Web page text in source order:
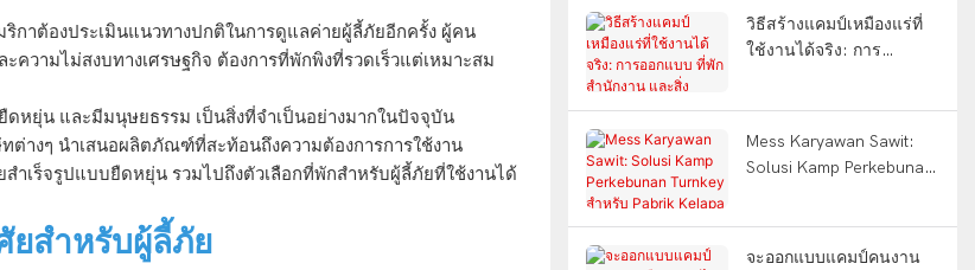
กาต้องประเมินแนวทางปกติในการดูแลค่ายผู้ลี้ภัยอีกครั้ง ผู้คน
วามไม่สงบทางเศรษฐกิจ ต้องการที่พักพิงที่รวดเร็วแต่เหมาะสม
หยุ่น และมีมนุษยธรรม เป็นสิ่งที่จำเป็นอย่างมากในปัจจุบัน
ต่างๆ นำเสนอผลิตภัณฑ์ที่สะท้อนถึงความต้องการการใช้งาน
ำเร็จรูปแบบยืดหยุ่น รวมไปถึงตัวเลือกที่พักสำหรับผู้ลี้ภัยที่ใช้งานได้
ยสำหรับผู้ลี้ภัย
เปลี่ยนแปลงสภาพภูมิ
อากาศ และประสิทธิภาพ
วิธีสร้างแคมป์เหมืองแร่ที่
ใช้งานได้จริง: การ
Mess Karyawan Sawit:
Solusi Kamp Perkebunan
จะออกแบบแคมป์คนงาน